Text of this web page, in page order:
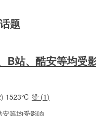
题
B站、酷安等均受
1523℃ 赞 (1)